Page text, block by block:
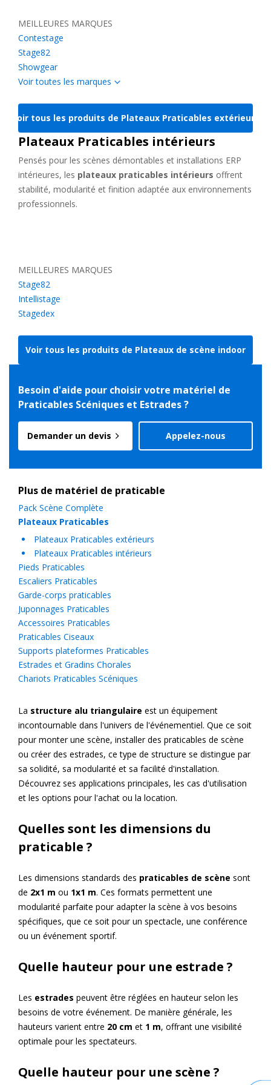
Besoin d'aide pour choisir votre matériel de
Praticables Scéniques et Estrades ?
Demander un devis Appelez-nous
Plus de matériel de praticable
Pack Scène Complète
Plateaux Praticables
Plateaux Praticables extérieurs
Plateaux Praticables intérieurs
Pieds Praticables
Escaliers Praticables
Garde-corps praticables
Juponnages Praticables
Accessoires Praticables
Praticables Ciseaux
Supports plateformes Praticables
Estrades et Gradins Chorales
Chariots Praticables Scéniques
MEILLEURES MARQUES
Contestage
Stage82
Showgear
Intellistage
Voir toutes les marques
Voir tous les produits de Plateaux Praticables extérieurs
Plateaux Praticables intérieurs
Pensés pour les scènes démontables et installations ERP
intérieures, les plateaux praticables intérieurs offrent
stabilité, modularité et finition adaptée aux environnements
professionnels.
MEILLEURES MARQUES
Stage82
Intellistage
Stagedex
Voir tous les produits de Plateaux de scène indoor
La structure alu triangulaire est un équipement
incontournable dans l'univers de l'événementiel. Que ce soit
pour monter une scène, installer des praticables de scène
ou créer des estrades, ce type de structure se distingue par
sa solidité, sa modularité et sa facilité d'installation.
Découvrez ses applications principales, les cas d'utilisation
et les options pour l'achat ou la location.
Quelles sont les dimensions du
praticable ?
Les dimensions standards des praticables de scène sont
de 2x1 m ou 1x1 m. Ces formats permettent une
modularité parfaite pour adapter la scène à vos besoins
spécifiques, que ce soit pour un spectacle, une conférence
ou un événement sportif.
Quelle hauteur pour une estrade ?
Les estrades peuvent être réglées en hauteur selon les
besoins de votre événement. De manière générale, les
hauteurs varient entre 20 cm et 1 m, offrant une visibilité
optimale pour les spectateurs.
Quelle hauteur pour une scène ?